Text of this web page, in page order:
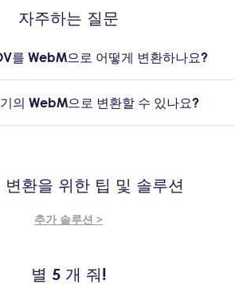
자주하는 질문
를 WebM으로 어떻게 변환하나요?
의 WebM으로 변환할 수 있나요?
변환을 위한 팁 및 솔루션
추가 솔루션 >
별 5 개 줘!